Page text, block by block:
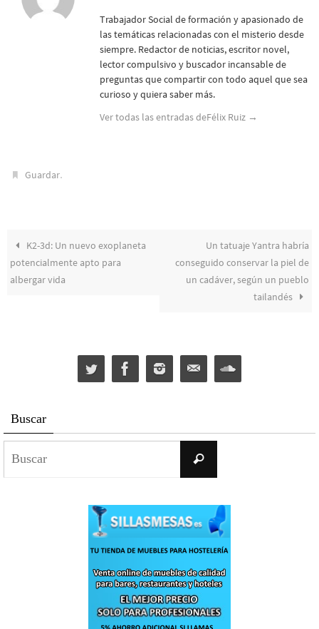
Trabajador Social de formación y apasionado de
las temáticas relacionadas con el misterio desde
siempre. Redactor de noticias, escritor novel,
lector compulsivo y buscador incansable de
preguntas que compartir con todo aquel que sea
curioso y quiera saber más.
Ver todas las entradas deFélix Ruiz →
Guardar.
K2-3d: Un nuevo exoplaneta
potencialmente apto para
albergar vida
Un tatuaje Yantra habría
conseguido conservar la piel de
un cadáver, según un pueblo
tailandés
Buscar
Buscar